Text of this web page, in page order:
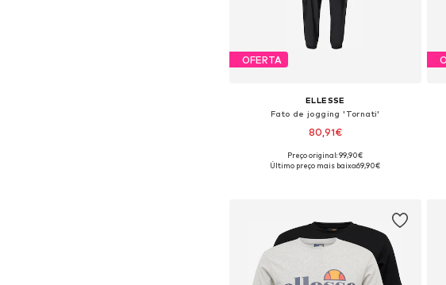
OFERTA
ELLESSE
Fato de jogging 'Tornati'
80,91€
Tamanhos disponíveis: S, M, L, XL
Preço original: 99,90€
Último preço mais baixo:69,90€